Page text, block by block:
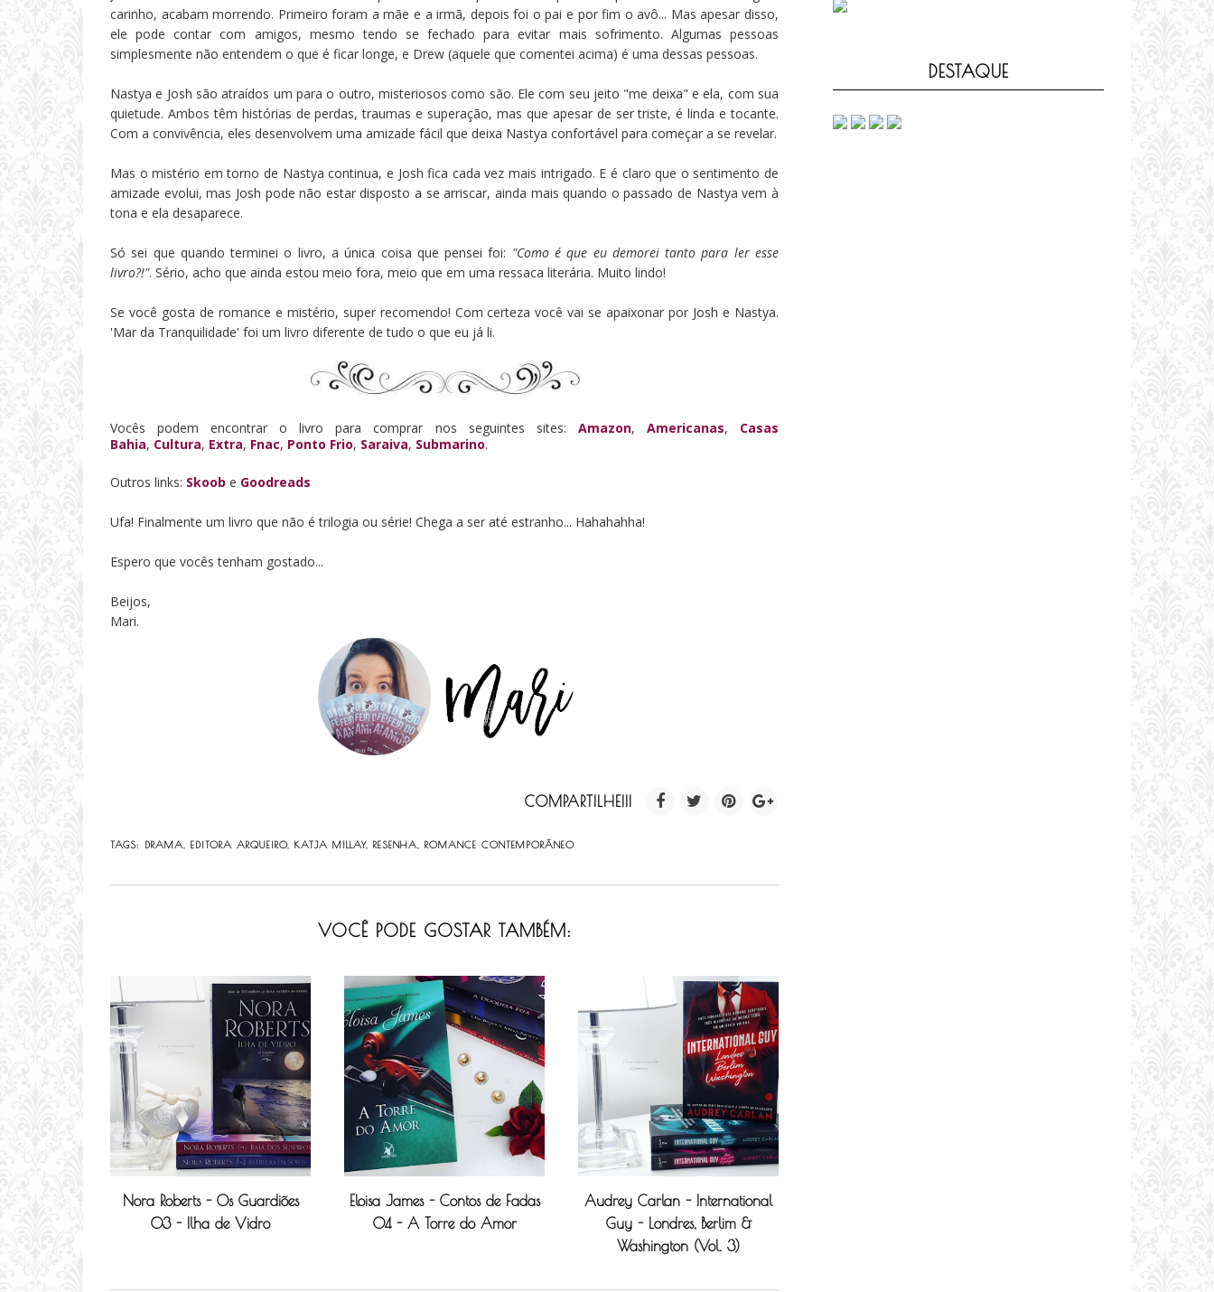
carinho, acabam morrendo. Primeiro foram a mãe e a irmã, depois foi o pai e por fim o avô... Mas apesar disso,
ele pode contar com amigos, mesmo tendo se fechado para evitar mais sofrimento. Algumas pessoas
simplesmente não entendem o que é ficar longe, e Drew (aquele que comentei acima) é uma dessas pessoas.
Nastya e Josh são atraídos um para o outro, misteriosos como são. Ele com seu jeito "me deixa" e ela, com sua
quietude. Ambos têm histórias de perdas, traumas e superação, mas que apesar de ser triste, é linda e tocante.
Com a convivência, eles desenvolvem uma amizade fácil que deixa Nastya confortável para começar a se revelar.
Mas o mistério em torno de Nastya continua, e Josh fica cada vez mais intrigado. E é claro que o sentimento de
amizade evolui, mas Josh pode não estar disposto a se arriscar, ainda mais quando o passado de Nastya vem à
tona e ela desaparece.
Só sei que quando terminei o livro, a única coisa que pensei foi: "Como é que eu demorei tanto para ler esse
livro?!". Sério, acho que ainda estou meio fora, meio que em uma ressaca literária. Muito lindo!
Se você gosta de romance e mistério, super recomendo! Com certeza você vai se apaixonar por Josh e Nastya.
'Mar da Tranquilidade' foi um livro diferente de tudo o que eu já li.
Vocês podem encontrar o livro para comprar nos seguintes sites: Amazon, Americanas, Casas
Bahia, Cultura, Extra, Fnac, Ponto Frio, Saraiva, Submarino.
Outros links: Skoob e Goodreads
Ufa! Finalmente um livro que não é trilogia ou série! Chega a ser até estranho... Hahahahha!
Espero que vocês tenham gostado...
Beijos,
Mari.
COMPARTILHE!!!
TAGS: DRAMA EDITORA ARQUEIRO KATJA MILLAY, RESENHA ROMANCE CONTEMPORÂNEO
VOCÊ PODE GOSTAR TAMBÉM:
Nora Roberts - Os Guardiões
03 - Ilha de Vidro
Eloisa James - Contos de Fadas
04 - A Torre do Amor
Audrey Carlan - International
Guy - Londres, Berlim &
Washington (Vol. 3)
DESTAQUE